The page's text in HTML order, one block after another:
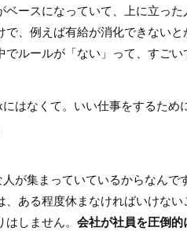
ースになっていて、上に立っ
、例えば有給が消化できない
ルールが「ない」って、すごい
はなくて。いい仕事をするた
が集まっていているからなん
ある程度休まなければいけな
しません。 会社が社員を圧倒的